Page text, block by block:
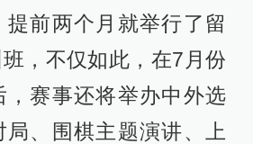
前两个月就举行了留
，不仅如此，在7月份
，赛事还将举办中外选
、围棋主题演讲、上